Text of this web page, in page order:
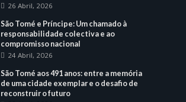
26 Abril, 2026
São Tomé e Príncipe: Um chamado à
responsabilidade colectiva e ao
compromisso nacional
24 Abril, 2026
São Tomé aos 491 anos: entre a memória
de uma cidade exemplar e o desafio de
reconstruir o futuro